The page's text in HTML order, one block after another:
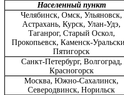
Населенный пункт
Челябинск, Омск, Ульяновск,
Астрахань, Курск, Улан-Удэ,
Таганрог, Старый Оскол,
Прокопьевск, Каменск-
Пятигорск
Санкт-Петербург, Волгоград,
Красногорск
Москва, Южно-Сахалинск,
Северодвинск, Норильск